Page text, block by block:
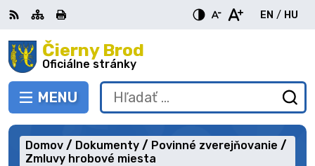
Preskočiť
na
obsah Čierny Brod
Oficiálne stránky
PREPNÚŤ
MENU
RSS MapaTlačiť
EN
English
/ HU
Hľadať:
Domov Dokumenty
Povinné zverejňovanie
Zmluvy hrobové miesta